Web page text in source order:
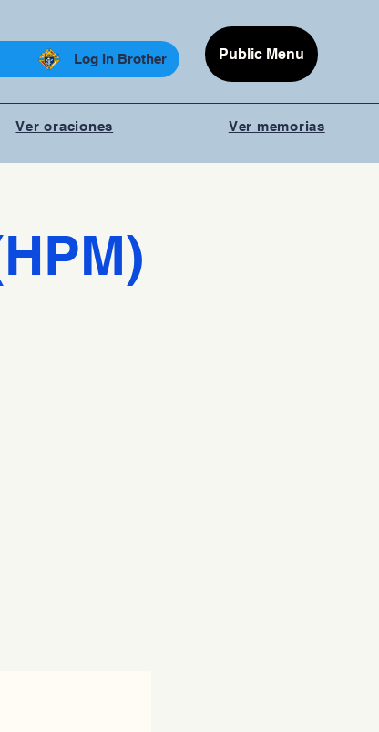
Log In Brother Public Menu
Ver oraciones Ver memorias